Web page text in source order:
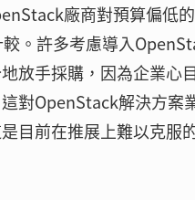
廠商對預算偏低
。許多考慮導入
放手採購，因為企業
對OpenStack解決方案
目前在推展上難以克服